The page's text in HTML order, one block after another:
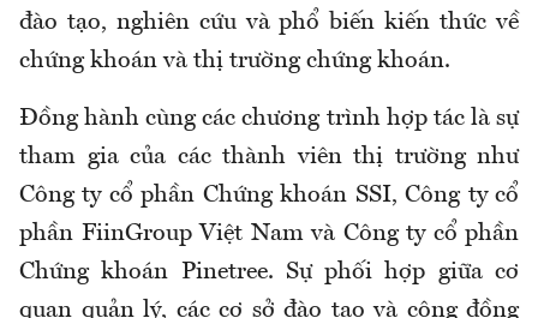
đào tạo, nghiên cứu và phổ biến kiến thức về
chứng khoán và thị trường chứng khoán.
Đồng hành cùng các chương trình hợp tác là sự
tham gia của các thành viên thị trường như
Công ty cổ phần Chứng khoán SSI, Công ty cổ
phần FiinGroup Việt Nam và Công ty cổ phần
Chứng khoán Pinetree. Sự phối hợp giữa cơ
quan quản lý, các cơ sở đào tạo và cộng đồng